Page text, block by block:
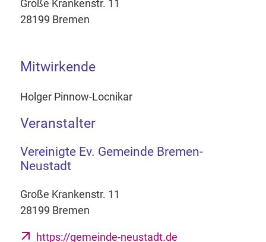
Große Krankenstr. 11
28199 Bremen
Mitwirkende
Holger Pinnow-Locnikar
Veranstalter
Vereinigte Ev. Gemeinde Bremen-
Neustadt
Große Krankenstr. 11
28199 Bremen
https://gemeinde-neustadt.de